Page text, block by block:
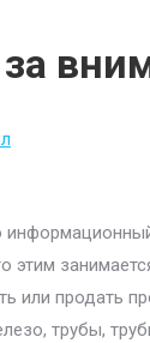
этим
или продать
трубы,